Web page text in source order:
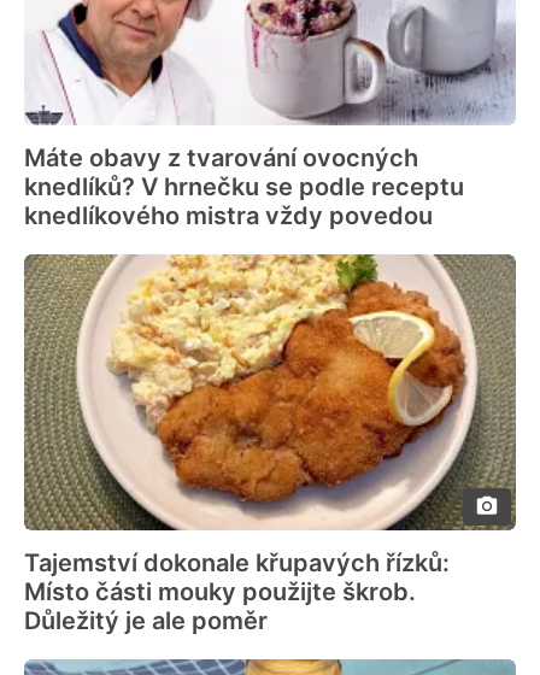
Máte obavy z tvarování ovocných
knedlíků? V hrnečku se podle receptu
knedlíkového mistra vždy povedou
Tajemství dokonale křupavých řízků:
Místo části mouky použijte škrob.
Důležitý je ale poměr